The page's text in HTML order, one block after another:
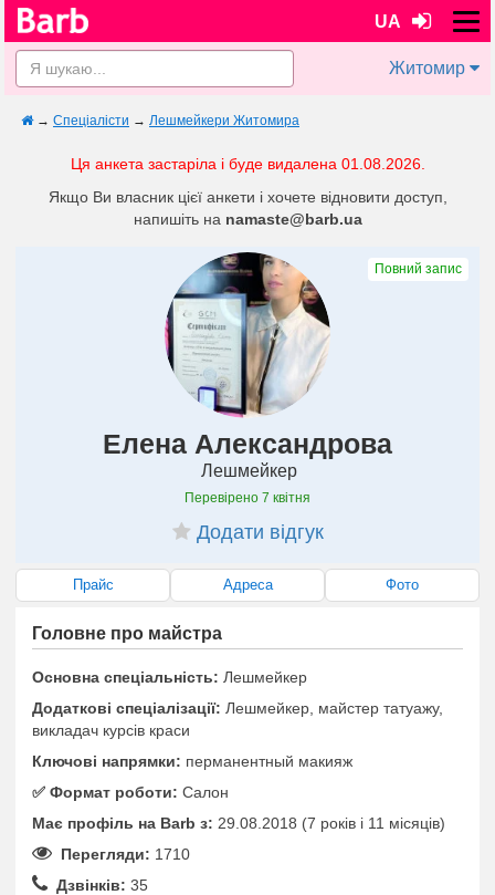
UA
Житомир
→ Спеціалісти → Лешмейкери Житомира
Ця анкета застаріла і буде видалена 01.08.2026.
Якщо Ви власник цієї анкети і хочете відновити доступ,
напишіть на namaste@barb.ua
Повний запис
Елена Александрова
Лешмейкер
Перевірено 7 квітня
Додати відгук
Прайс Адреса Фото
Головне про майстра
Основна спеціальність: Лешмейкер
Додаткові спеціалізації: Лешмейкер, майстер татуажу,
викладач курсів краси
Ключові напрямки: перманентный макияж
✅️ Формат роботи: Салон
Має профіль на Barb з: 29.08.2018 (7 років i 11 місяців)
Перегляди: 1710
Дзвінків: 35